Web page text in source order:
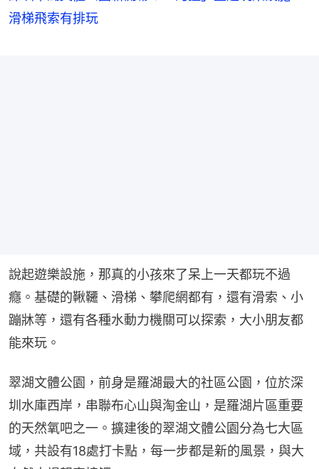
滑梯飛索有排玩
說起遊樂設施，那真的小孩來了呆上一天都玩不過
癮。基礎的鞦韆、滑梯、攀爬網都有，還有滑索、小
蹦牀等，還有各種水動力機關可以探索，大小朋友都
能來玩。
翠湖文體公園，前身是羅湖最大的社區公園，位於深
圳水庫西岸，串聯布心山與淘金山，是羅湖片區重要
的天然氧吧之一。擴建後的翠湖文體公園分為七大區
域，共設有18處打卡點，每一步都是新的風景，與大